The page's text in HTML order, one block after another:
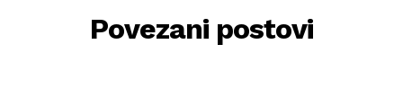
Povezani postovi